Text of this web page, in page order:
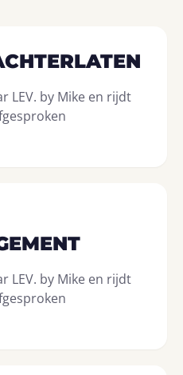
LEV. by Mike en rijdt
LEV. by Mike en rijdt